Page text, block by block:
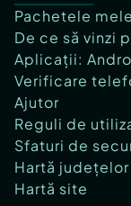
Pachetele mele
De ce să vinzi
Aplicații:
Verificare
Ajutor
Reguli de
Sfaturi de
Hartă județelor
Hartă site